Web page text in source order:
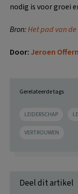
nodig is voor groei
Bron:Het pad van
Door: Jeroen
Gerelateerde tags
LEIDERSCHAP
VERTROUWEN
Deel dit artikel